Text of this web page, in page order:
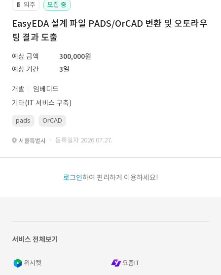
📔 외주 모집 중
EasyEDA 설계 파일 PADS/OrCAD 변환 및 오토라우
팅 결과 도출
예상 금액
300,000원
예상 기간
3일
개발
임베디드
기타(IT 서비스 구축)
pads OrCAD
서울특별시 · 등록일자 2026.07.27.
로그인하여 편리하게 이용하세요!
서비스 전체보기
위시켓 요즘IT